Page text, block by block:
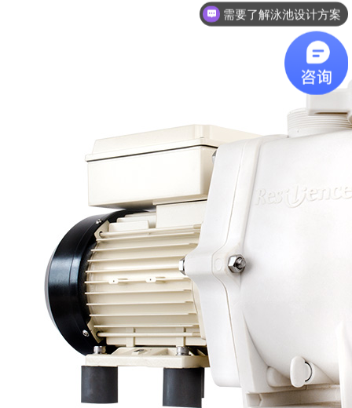
想了解游泳池设备？